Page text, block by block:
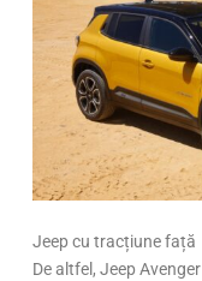
Jeep cu tracțiune față
De altfel, Jeep